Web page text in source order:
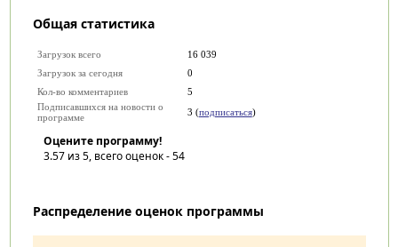
Общая статистика
Загрузок всего
16 039
Загрузок за сегодня
0
Кол-во комментариев
5
Подписавшихся на новости о
программе
3 (подписаться)
Оцените программу!
3.57из 5, всего оценок -54
Распределение оценок программы